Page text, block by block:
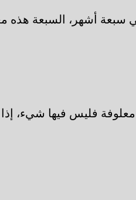
سبعة أشهر، السبعة هذه
معلوفة فليس فيها شيء،